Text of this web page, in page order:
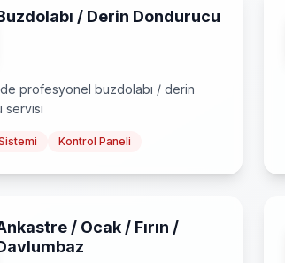
/ Derin Dondurucu
profesyonel buzdolabı / derin
servisi
Kontrol Paneli
/ Ocak / Fırın /